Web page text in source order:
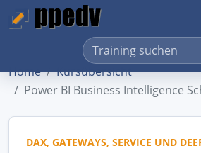
Home
Kursübersicht
Power BI Business Intelligence
DAX, GATEWAYS, SERVICE UND